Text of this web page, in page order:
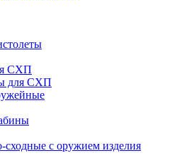
СХП
для СХП
сходные с оружием изделия